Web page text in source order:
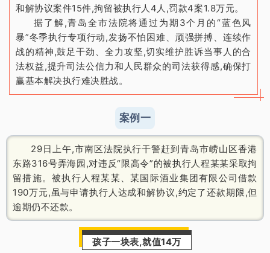
和解协议案件15件,拘留被执行人4人,罚款4案1.8万元。
据了解,青岛全市法院将通过为期3个月的“蓝色风
暴”冬季执行专项行动,发扬不怕困难、顽强拼搏、连续作
战的精神,鼓足干劲、全力攻坚,切实维护胜诉当事人的合
法权益,提升司法公信力和人民群众的司法获得感,确保打
赢基本解决执行难决胜战。
案例一
29日上午,市南区法院执行干警赶到青岛市崂山区香港
东路316号弄海园,对违反“限高令”的被执行人程某某采取拘
留措施。被执行人程某某、某国际酒业集团有限公司借款
190万元,虽与申请执行人达成和解协议,约定了还款期限,但
逾期仍不还款。
孩子一块表,就值14万